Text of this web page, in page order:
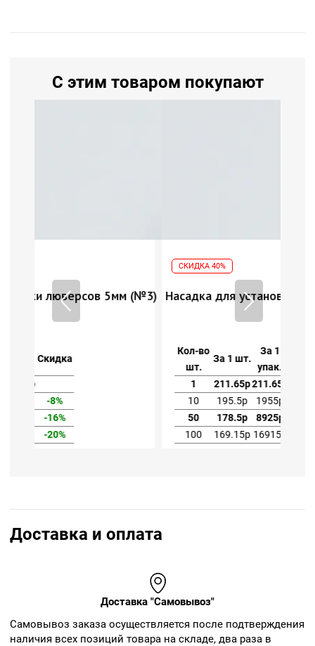
С этим товаром покупают
(№3) Насадка для установки люверсов 5мм (№3)
-8%
-16%
100
-20%
Доставка и оплата
Доставка "Самовывоз"
Cамовывоз заказа осуществляется после подтверждения
наличия всех позиций товара на складе, два раза в